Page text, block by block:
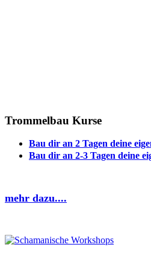
Trommelbau Kurse
Bau dir an 2 Tagen deine
Bau dir an 2-3 Tagen deine
mehr dazu....